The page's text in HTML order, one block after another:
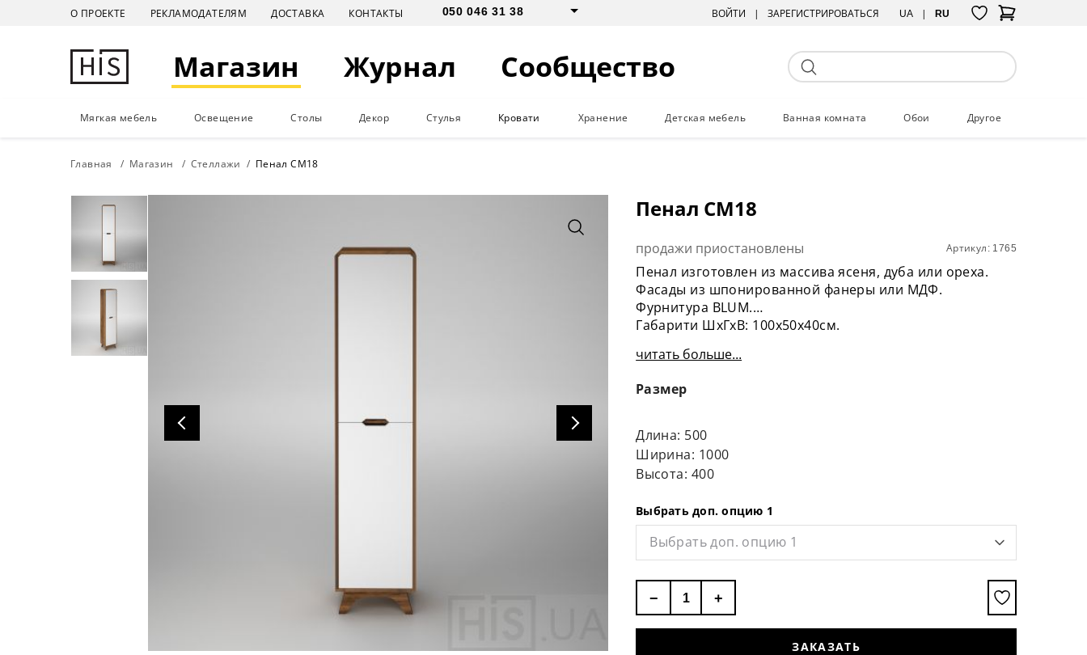
О ПРОЕКТЕ РЕКЛАМОДАТЕЛЯМ ДОСТАВКА КОНТАКТЫ 050 046 31 38 ВОЙТИ ЗАРЕГИСТРИРОВАТЬСЯ UA RU
Магазин Журнал Сообщество
Мягкая мебель Освещение Столы Декор Стулья Кровати Хранение Детская мебель Ванная комната Обои Другое
Главная Магазин Стеллажи Пенал СМ18
Пенал СМ18
Артикул: 1765
продажи приостановлены
Пенал изготовлен из массива ясеня, дуба или ореха.
Фасады из шпонированной фанеры или МДФ.
Фурнитура BLUM.
Габарити ШхГхВ: 100х50х40см.
читать больше...
Размер
Длина: 500
Ширина: 1000
Высота: 400
Выбрать доп. опцию 1
Выбрать доп. опцию 1
− +
ЗАКАЗАТЬ